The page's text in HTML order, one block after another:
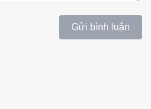
Gửi bình luận